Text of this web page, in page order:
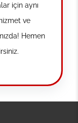
için aynı
ve
Hemen